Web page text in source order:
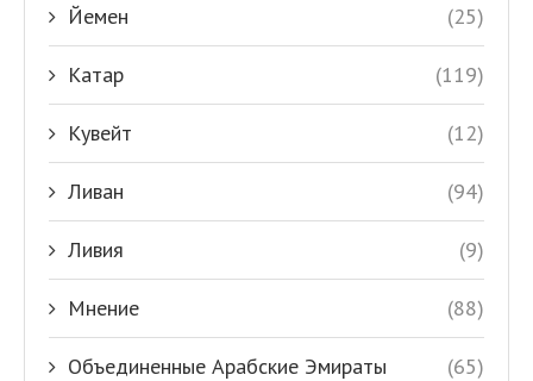
Йемен (25)
Катар (119)
Кувейт (12)
Ливан (94)
Ливия (9)
Мнение (88)
Объединенные Арабские Эмираты (65)